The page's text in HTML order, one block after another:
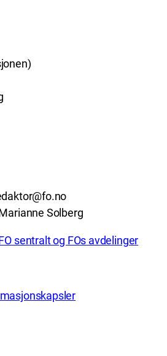
Solberg
sentralt og FOs avdelinger